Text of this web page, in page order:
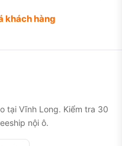
khách hàng
tại Vĩnh Long. Kiểm tra 30
nội ô.